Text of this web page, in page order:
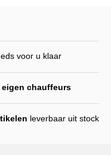
voor u klaar
eigen chauffeurs
leverbaar uit stock